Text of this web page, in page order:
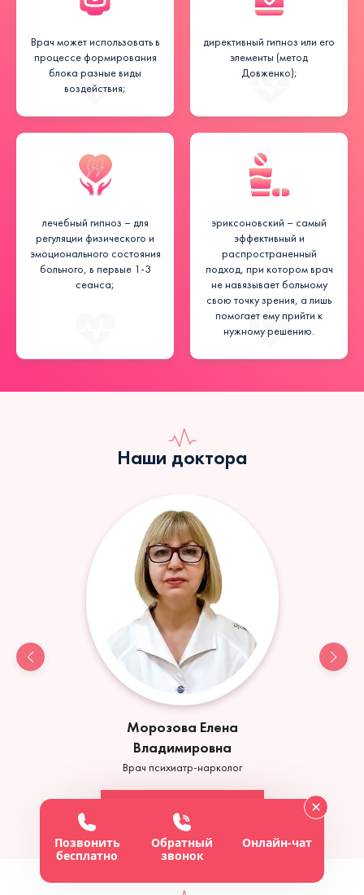
Врач может использовать в
процессе формирования
блока разные виды
воздействия;
директивный гипноз или его
элементы (метод
Довженко);
лечебный гипноз – для
регуляции физического и
эмоционального состояния
больного, в первые 1-3
сеанса;
эриксоновский – самый
эффективный и
распространенный
подход, при котором врач
не навязывает больному
свою точку зрения, а лишь
помогает ему прийти к
нужному решению.
Наши доктора
Морозова Елена
Владимировна
Врач психиатр-нарколог
Позвонить
бесплатно
Обратный
звонок
Онлайн-чат